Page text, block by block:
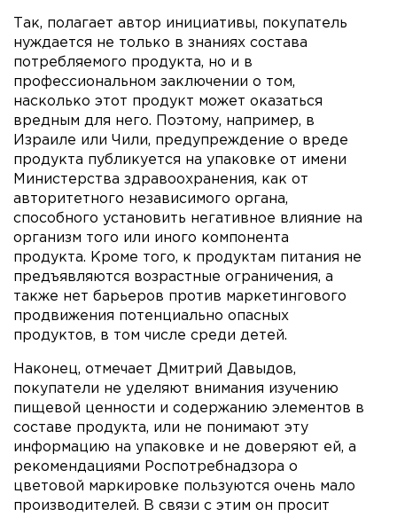
Так, полагает автор инициативы, покупатель
нуждается не только в знаниях состава
потребляемого продукта, но и в
профессиональном заключении о том,
насколько этот продукт может оказаться
вредным для него. Поэтому, например, в
Израиле или Чили, предупреждение о вреде
продукта публикуется на упаковке от имени
Министерства здравоохранения, как от
авторитетного независимого органа,
способного установить негативное влияние на
организм того или иного компонента
продукта. Кроме того, к продуктам питания не
предъявляются возрастные ограничения, а
также нет барьеров против маркетингового
продвижения потенциально опасных
продуктов, в том числе среди детей.
Наконец, отмечает Дмитрий Давыдов,
покупатели не уделяют внимания изучению
пищевой ценности и содержанию элементов в
составе продукта, или не понимают эту
информацию на упаковке и не доверяют ей, а
рекомендациями Роспотребнадзора о
цветовой маркировке пользуются очень мало
производителей. В связи с этим он просит